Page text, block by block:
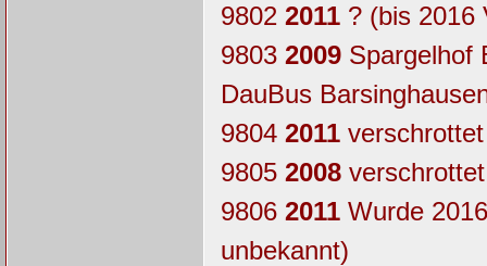
9802 2011? (bis 2016
9803 2009Spargelhof
DauBus
9804 2011
9805 2008
9806 2011Wurde
unbekannt)